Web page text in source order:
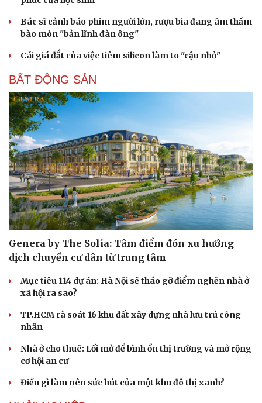
Bác sĩ cảnh báo phim người lớn, rượu bia đang âm thầm
bào mòn "bản lĩnh đàn ông"
Cái giá đắt của việc tiêm silicon làm to "cậu nhỏ"
BẤT ĐỘNG SẢN
Genera by The Solia: Tâm điểm đón xu hướng
dịch chuyển cư dân từ trung tâm
Mục tiêu 114 dự án: Hà Nội sẽ tháo gỡ điểm nghẽn nhà ở
xã hội ra sao?
TP.HCM rà soát 16 khu đất xây dựng nhà lưu trú công
nhân
Nhà ở cho thuê: Lối mở để bình ổn thị trường và mở rộng
cơ hội an cư
Điều gì làm nên sức hút của một khu đô thị xanh?